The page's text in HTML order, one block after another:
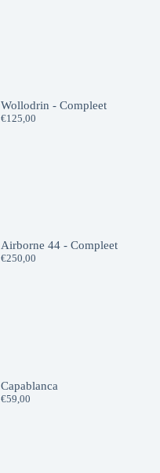
Wollodrin - Compleet
€125,00
Airborne 44 - Compleet
€250,00
Capablanca
€59,00